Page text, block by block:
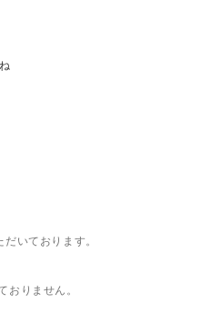
いております。
おりません。